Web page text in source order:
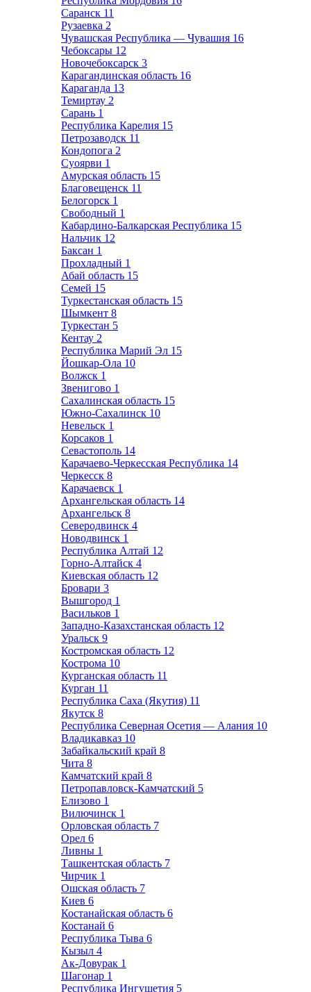
Саранск 11
Рузаевка 2
Чувашская Республика — Чувашия 16
Чебоксары 12
Новочебоксарск 3
Карагандинская область 16
Караганда 13
Темиртау 2
Сарань 1
Республика Карелия 15
Петрозаводск 11
Кондопога 2
Суоярви 1
Амурская область 15
Благовещенск 11
Белогорск 1
Свободный 1
Кабардино-Балкарская Республика 15
Нальчик 12
Баксан 1
Прохладный 1
Абай область 15
Семей 15
Туркестанская область 15
Шымкент 8
Туркестан 5
Кентау 2
Республика Марий Эл 15
Йошкар-Ола 10
Волжск 1
Звенигово 1
Сахалинская область 15
Южно-Сахалинск 10
Невельск 1
Корсаков 1
Севастополь 14
Карачаево-Черкесская Республика 14
Черкесск 8
Карачаевск 1
Архангельская область 14
Архангельск 8
Северодвинск 4
Новодвинск 1
Республика Алтай 12
Горно-Алтайск 4
Киевская область 12
Бровари 3
Вышгород 1
Васильков 1
Западно-Казахстанская область 12
Уральск 9
Костромская область 12
Кострома 10
Курганская область 11
Курган 11
Республика Саха (Якутия) 11
Якутск 8
Республика Северная Осетия — Алания 10
Владикавказ 10
Забайкальский край 8
Чита 8
Камчатский край 8
Петропавловск-Камчатский 5
Елизово 1
Вилючинск 1
Орловская область 7
Орел 6
Ливны 1
Ташкентская область 7
Чирчик 1
Ошская область 7
Киев 6
Костанайская область 6
Костанай 6
Республика Тыва 6
Кызыл 4
Ак-Довурак 1
Шагонар 1
Республика Ингушетия 5